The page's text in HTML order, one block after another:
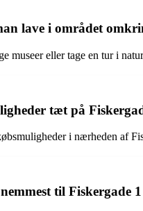
lave i området
museer eller tage en tur i
tæt på
i nærheden af
til Fiskergade